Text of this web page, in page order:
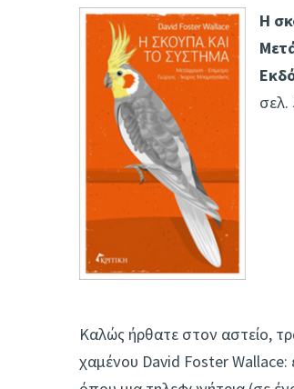
Η
σελ.
Καλώς ήρθατε στον αστείο,
χαμένου David Foster